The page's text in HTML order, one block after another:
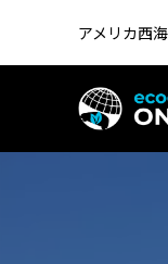
アメリカ西